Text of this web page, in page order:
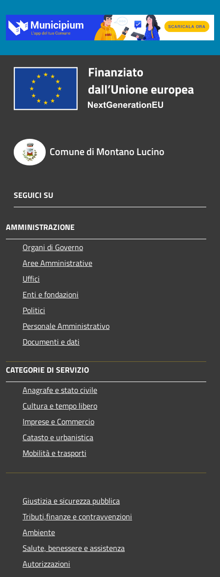
Comune di Montano Lucino
SEGUICI SU
AMMINISTRAZIONE
Organi di Governo
Aree Amministrative
Uffici
Enti e fondazioni
Politici
Personale Amministrativo
Documenti e dati
CATEGORIE DI SERVIZIO
Anagrafe e stato civile
Cultura e tempo libero
Imprese e Commercio
Catasto e urbanistica
Mobilità e trasporti
Giustizia e sicurezza pubblica
Tributi,finanze e contravvenzioni
Ambiente
Salute, benessere e assistenza
Autorizzazioni